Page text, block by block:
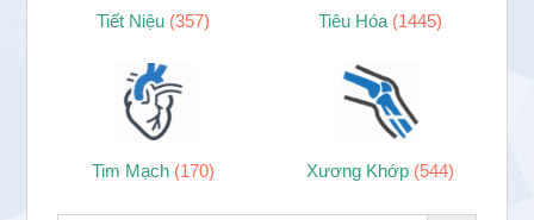
Tiết Niệu (357) Tiêu Hóa (1445)
Tim Mạch (170) Xương Khớp (544)